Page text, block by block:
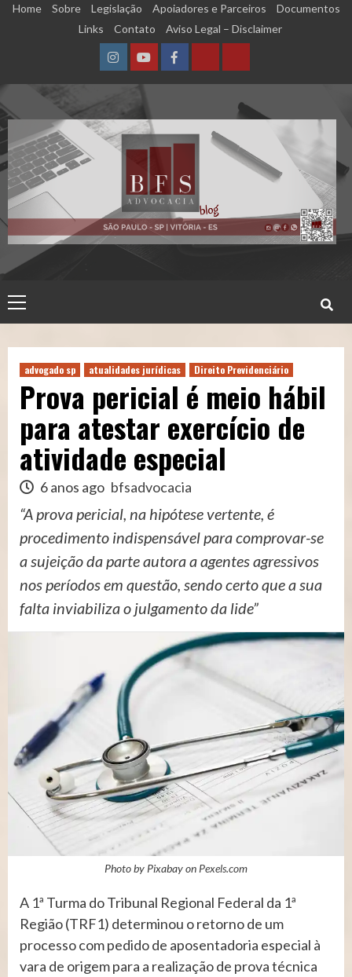
SkipHome Sobre Legislação Apoiadores e Parceiros
Documentos
Links
Contato Aviso Legal – Disclaimer
InstagramYouTubeFacebookCalculadora
Qualidade
de
Segurado
(INSS)
Calculadora
Tempo
de
Contribuição
Menu
advogado sp atualidades jurídicas Direito Previdenciário
Prova pericial é meio hábil
para atestar exercício de
atividade especial
6 anos ago bfsadvocacia
“A prova pericial, na hipótese vertente, é
procedimento indispensável para comprovar-se
a sujeição da parte autora a agentes agressivos
nos períodos em questão, sendo certo que a sua
falta inviabiliza o julgamento da lide”
Photo by Pixabay on Pexels.com
A 1ª Turma do Tribunal Regional Federal da 1ª
Região (TRF1) determinou o retorno de um
processo com pedido de aposentadoria especial à
vara de origem para a realização de prova técnica